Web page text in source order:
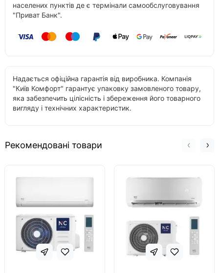
населених пунктів де є термінали самообслуговування
"Приват Банк".
Надається офіційна гарантія від виробника. Компанія
"Київ Комфорт" гарантує упаковку замовленого товару,
яка забезпечить цілісність і збереження його товарного
вигляду і технічних характеристик.
Рекомендовані товари